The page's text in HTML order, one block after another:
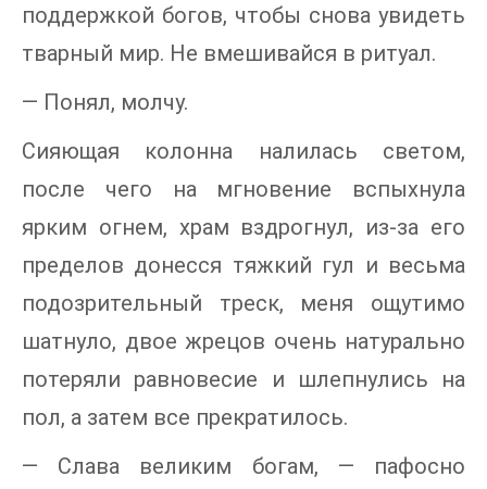
поддержкой богов, чтобы снова увидеть
тварный мир. Не вмешивайся в ритуал.
— Понял, молчу.
Сияющая колонна налилась светом,
после чего на мгновение вспыхнула
ярким огнем, храм вздрогнул, из-за его
пределов донесся тяжкий гул и весьма
подозрительный треск, меня ощутимо
шатнуло, двое жрецов очень натурально
потеряли равновесие и шлепнулись на
пол, а затем все прекратилось.
— Слава великим богам, — пафосно